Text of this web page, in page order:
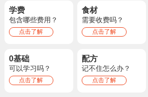
学费
包含哪些费用？
点击了解
食材
需要收费吗？
点击了解
0基础
可以学习吗？
点击了解
配方
记不住怎么办？
点击了解